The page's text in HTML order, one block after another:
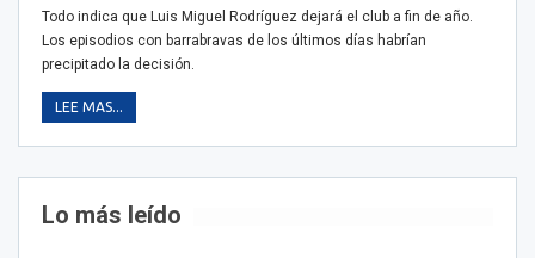
Todo indica que Luis Miguel Rodríguez dejará el club a fin de año.
Los episodios con barrabravas de los últimos días habrían
precipitado la decisión.
LEE MAS...
Lo más leído